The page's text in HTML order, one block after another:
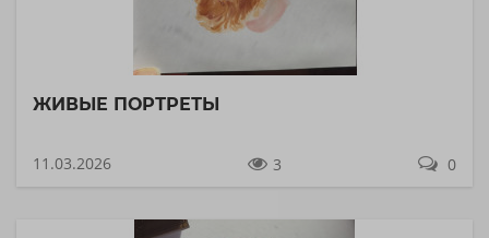
ЖИВЫЕ ПОРТРЕТЫ
11.03.2026 3 0